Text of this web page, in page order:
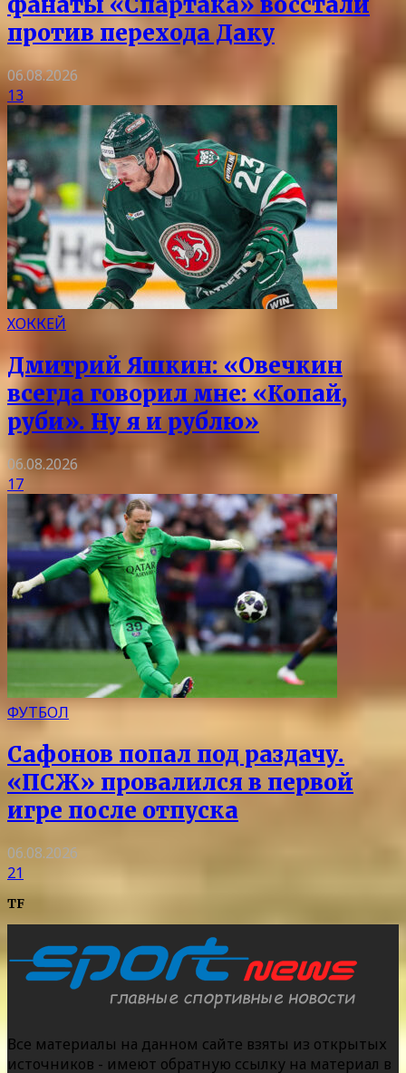
против перехода Даку
06.08.2026
13
ХОККЕЙ
Дмитрий Яшкин: «Овечкин
всегда говорил мне: «Копай,
руби». Ну я и рублю»
06.08.2026
17
ФУТБОЛ
Сафонов попал под раздачу.
«ПСЖ» провалился в первой
игре после отпуска
06.08.2026
21
TF
Все материалы на данном сайте взяты из открытых
источников - имеют обратную ссылку на материал в